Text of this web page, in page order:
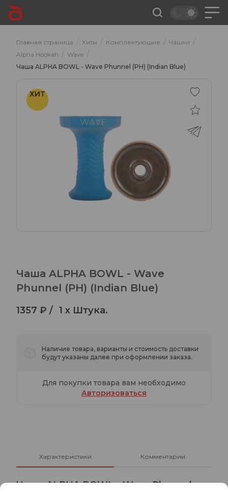
Главная страница / Хиты / Комплектующие / Чашки /
Alpha Hookah / Wave /
Чаша ALPHA BOWL - Wave Phunnel (PH) (Indian Blue)
ХИТ
Чаша ALPHA BOWL - Wave
Phunnel (PH) (Indian Blue)
1357 ₽ / 1 x Штука.
Наличие товара, варианты и стоимость доставки
будут указаны далее при оформлении заказа.
Для покупки товара вам необходимо
Авторизоваться
Характеристики Комментарии
Чаша ALPHA BOWL - Wave Phunnel